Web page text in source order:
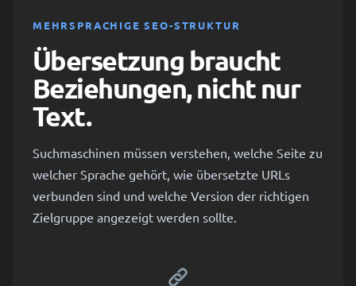
MEHRSPRACHIGE SEO-STRUKTUR
Übersetzung braucht
Beziehungen, nicht nur
Text.
Suchmaschinen müssen verstehen, welche Seite zu
welcher Sprache gehört, wie übersetzte URLs
verbunden sind und welche Version der richtigen
Zielgruppe angezeigt werden sollte.